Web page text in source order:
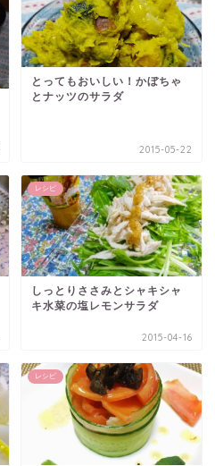
とってもおいしい！かぼちゃ
とナッツのサラダ
2015-05-22
レシピ
しっとりささみとシャキシャ
キ水菜の塩レモンサラダ
2015-04-16
レシピ